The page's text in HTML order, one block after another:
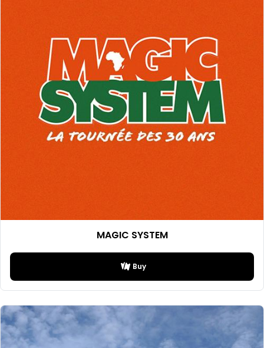
MAGIC SYSTEM
Buy